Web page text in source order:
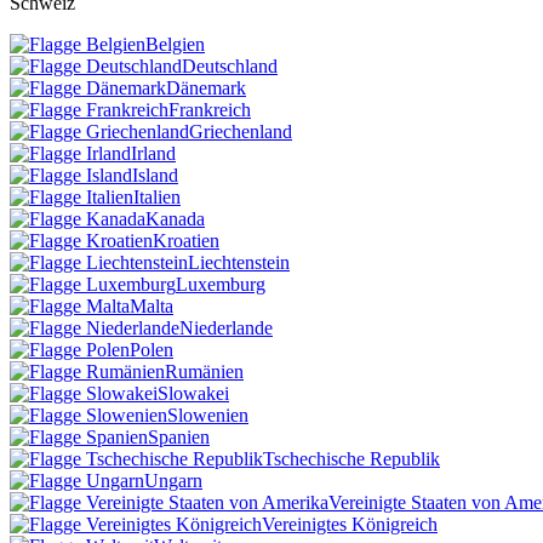
Belgien
Deutschland
Dänemark
Frankreich
Griechenland
Irland
Island
Italien
Kanada
Kroatien
Liechtenstein
Luxemburg
Malta
Niederlande
Polen
Rumänien
Slowakei
Slowenien
Spanien
Tschechische Republik
Ungarn
Vereinigte Staaten von
Vereinigtes Königreich